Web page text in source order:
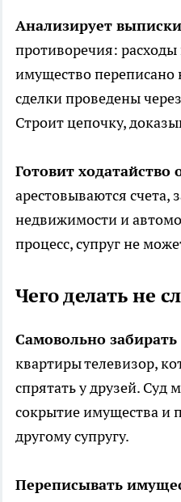
Анализирует
противоречия:
имущество переписано
сделки проведены
Строит цепочку,
Готовит ходатайство
арестовываются счета,
недвижимости и
процесс, супруг не
Чего делать не
Самовольно
квартиры телевизор,
спрятать у друзей. Суд
сокрытие имущества и
другому супругу.
Переписывать